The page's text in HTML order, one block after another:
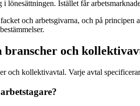
i lönesättningen. Istället får
och arbetsgivarna, och på
och
och kollektivavtal. Varje avtal